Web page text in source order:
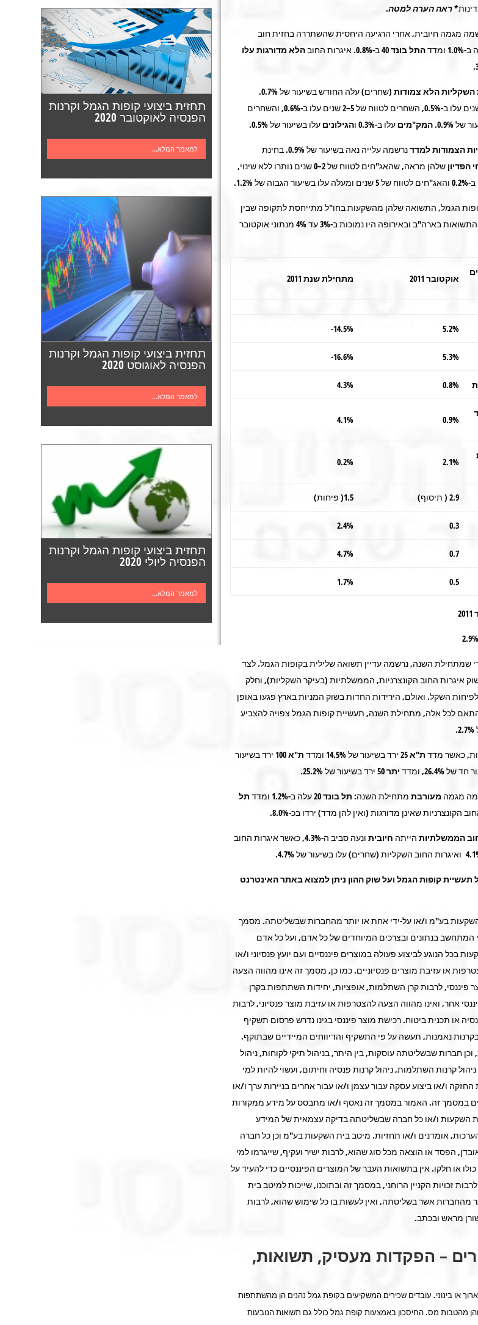
תחזית ביצועי קופות הגמל וקרנות
הפנסיה לאוקטובר 2020
למאמר המלא...
תחזית ביצועי קופות הגמל וקרנות
הפנסיה לאוגוסט 2020
למאמר המלא...
תחזית ביצועי קופות הגמל וקרנות
הפנסיה ליולי 2020
למאמר המלא...
*ראה הערה למטה.
מגמה חיובית, אחרי הרגיעה היחסית שהשתררה בחזית חוב
ומדד התל בונד 40 ב-0.8%. איגרות החוב הלא מדורגות עלו
הלא צמודות (שחרים) עלה החודש בשיעור של0.7%.
השחרים הקצרים לטווח של 2–0 שנים עלו ב-0.5%, השחרים לטווח של 5–2 שנים עלו ב-0.6%, והשחרים
המק"מים עלו ב-0.3% ו הגילונים עלו בשיעור של 0.5%.
הצמודות למדדנרשמה עלייה נאה בשיעור של0.9%. בחינת
הפדיון
שלהן מראה, שהאג"חים לטווח של 2–0 שנים נותרו ללא שינוי,
הגמל, התשואה שלהן מהשקעות בחו"ל מתייחסת לתקופה שבין
.9.11 ל-31.10.11, ובפרק זמן זה, התשואות בארה"ב ובאירופה היו נמוכות ב-3% עד 4% מנתוני אוקטובר
אוקטובר 2011 מתחילת שנת 2011
5.2%
14.5%-
5.3%
16.6%-
0.8%
4.3%
0.9%
4.1%
2.1%
0.2%
2.9 ( תיסוף) 1.5( פיחות)
0.3
2.4%
0.7
4.7%
0.5
1.7%
שמתחילת השנה, נרשמה עדיין תשואה שלילית בקופות הגמל. לצד
איגרות החוב הקונצרניות, הממשלתיות (בעיקר השקליות), וחלק
השקל. ואולם, הירידות החדות בשוק המניות בארץ פגעו באופן
לכל אלה, מתחילת השנה, תעשיית קופות הגמל צפויה להצביע
כאשר מדד ת"א25 ירד בשיעור של 14.5% ומדד ת"א100 ירד בשיעור
26.4%, ומדד יתר 50 ירד בשיעור של 25.2%.
מגמה מעורבת מתחילת השנה: תל בונד 20 עלה ב-1.2% ומדד
תל
הקונצרניות שאינן מדורגות (ואין להן מדד) ירדו בכ-8.0%.
הממשלתיות הייתה חיובית
ונעה סביב ה-4.3%, כאשר איגרות החוב
תעשיית קופות הגמל ועל שוק ההון ניתן למצוא באתר האינטרנט
בע"מ ו/או על-ידי אחת או יותר מהחברות שבשליטתה. מסמך
המתחשב בנתונים ובצרכים המיוחדים של כל אדם, ועל כל אדם
בכל הנוגע לביצוע פעולה במוצרים פיננסיים ועם יועץ פנסיוני ו/או
או עזיבת מוצרים פנסיוניים. כמו כן, מסמך זה אינו מהווה הצעה
פיננסי, לרבות קרן השתלמות, אופציות, יחידות השתתפות בקרן
אחר, ואינו מהווה הצעה להצטרפות או עזיבת מוצר פנסיוני, לרבות
או תכנית ביטוח. רכישת מוצר פיננסי בגינו נדרש פרסום תשקיף
בקרנות נאמנות, תעשה על פי התשקיף והדיווחים המיידיים שבתוקף.
חברות שבשליטתה עוסקות, בין היתר, בניהול תיקי לקוחות, ניהול
קרנות השתלמות, ניהול קרנות פנסיה וחיתום, ועשוי להיות למי
ו/או ביצוע עסקה עבור עצמן ו/או עבור אחרים בניירות ערך ו/או
במסמך זה. האמור במסמך זה נאסף ו/או מתבסס על מידע ממקורות
השקעות ו/או כל חברה שבשליטתה בדיקה עצמאית של המידע
אומדנים ו/או תחזיות. מיטב בית השקעות בע"מ וכן כל חברה
הפסד או הוצאה מכל סוג שהוא, לרבות ישיר ועקיף, שייגרמו למי
או חלקו. אין בתשואות העבר של המוצרים הפיננסיים כדי להעיד על
זכויות הקניין הרוחני, במסמך זה ובתוכנו, שייכות למיטב בית
מהחברות אשר בשליטתה, ואין לעשות בו כל שימוש שהוא, לרבות
מראש ובכתב.
– הפקדות מעסיק, תשואות,
ארוך או בינוני. עובדים שכירים המשקיעים בקופת גמל נהנים הן מהשתתפות
מהטבות מס. החיסכון באמצעות קופת גמל כולל גם תשואות הנובעות